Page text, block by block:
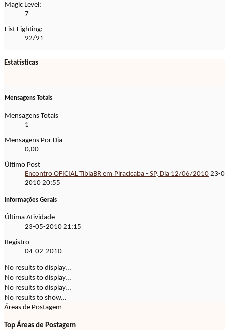
Magic Level:
7
Fist Fighting:
92/91
Estatísticas
Mensagens Totais
Mensagens Totais
1
Mensagens Por Dia
0,00
Último Post
Encontro OFICIAL TibiaBR em Piracicaba - SP, Dia 12/06/2010 23-
2010 20:55
Informações Gerais
Última Atividade
23-05-2010 21:15
Registro
04-02-2010
No results to display...
No results to display...
No results to display...
No results to show...
Áreas de Postagem
Top Áreas de Postagem